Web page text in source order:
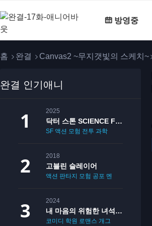
방영중
홈 완결 Canvas2 ~무지갯빛의 스케치~
완결 인기애니
2025
닥터 스톤 SCIENCE FUTURE
SF 액션 모험 전투 과학
2018
고블린 슬레이어
액션 판타지 모험 공포 멘붕
2024
내 마음의 위험한 녀석 2기
코미디 학원 로맨스 개그